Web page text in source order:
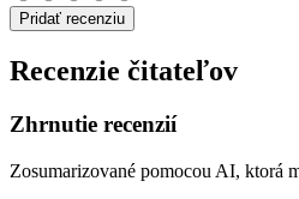
Pridať recenziu
Recenzie čitateľov
Zhrnutie recenzií
Zosumarizované pomocou AI, ktorá